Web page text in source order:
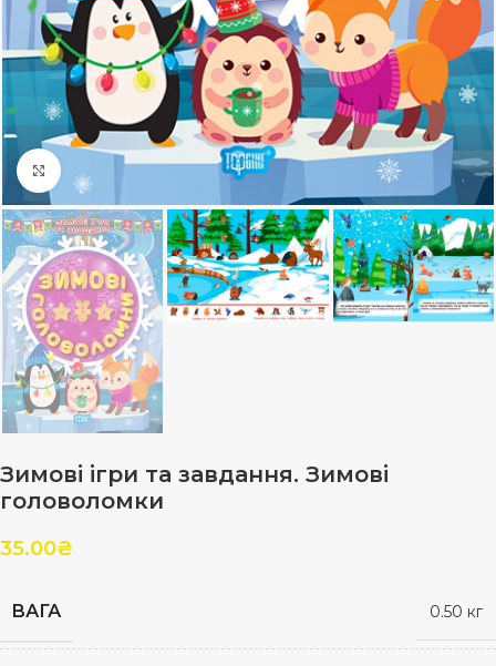
Клацніть, щоб збільшити
Зимові ігри та завдання. Зимові
головоломки
35.00₴
ВАГА 0.50 кг